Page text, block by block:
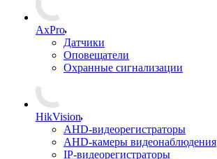
AxPro
Датчики
Оповещатели
Охранные сигнализации
HikVision
AHD-видеорегистраторы
AHD-камеры видеонаблюдения
IP-видеорегистраторы